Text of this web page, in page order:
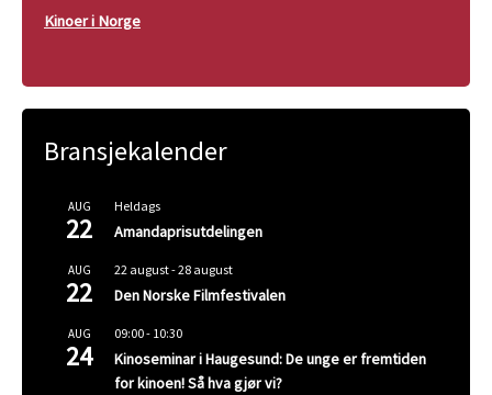
Kinoer i Norge
Bransjekalender
AUG
22
Heldags
Amandaprisutdelingen
AUG
22
22 august-28 august
Den Norske Filmfestivalen
AUG
24
09:00- 10:30
Kinoseminar i Haugesund: De unge er fremtiden
for kinoen! Så hva gjør vi?